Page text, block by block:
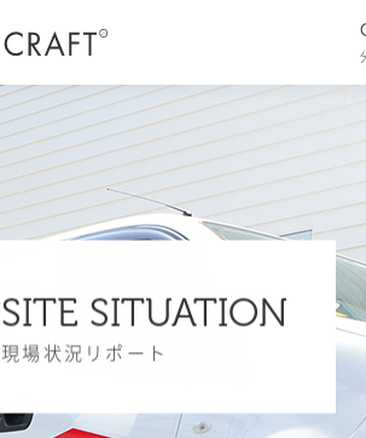
SITE SITUATION
現場状況リポート